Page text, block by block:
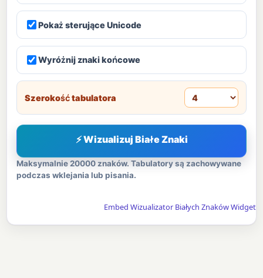
Pokaż sterujące Unicode
Wyróżnij znaki końcowe
Szerokość tabulatora
⚡ Wizualizuj Białe Znaki
Maksymalnie 20000 znaków. Tabulatory są zachowywane
podczas wklejania lub pisania.
Embed Wizualizator Białych Znaków Widget